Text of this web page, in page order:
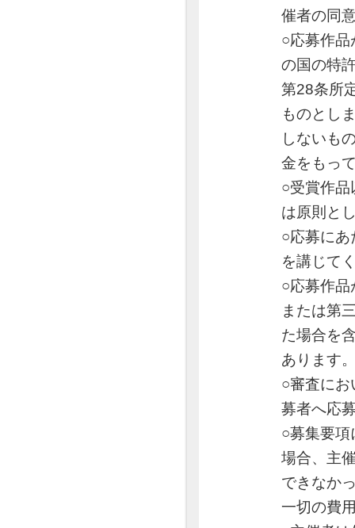
催者の同
○応募作品
の国の特
第28条所
ものとし
しないも
金をもっ
○受賞作品
は原則と
○応募にあ
を講じて
○応募作品
または第
た場合を
あります
○審査にお
募者へ応
○募集要項
場合、主
できなか
一切の費